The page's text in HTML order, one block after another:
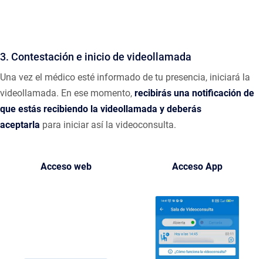
3. Contestación e inicio de videollamada
Una vez el médico esté informado de tu presencia, iniciará la
videollamada. En ese momento, recibirás una notificación de
que estás recibiendo la videollamada y deberás
aceptarla para iniciar así la videoconsulta.
Acceso web Acceso App